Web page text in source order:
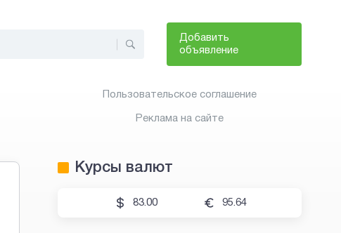
Добавить
объявление
Пользовательское соглашение
Реклама на сайте
Курсы валют
83.00 95.64